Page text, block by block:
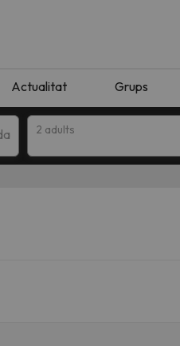
Actualitat Grups
2 adults